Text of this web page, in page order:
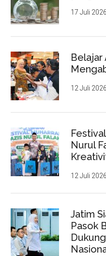
17 Juli 2026
Belajar
12 Juli 2026
Nurul
12 Juli 2026
Jatim
Pasok